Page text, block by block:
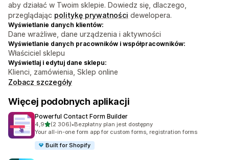
aby działać w Twoim sklepie. Dowiedz się, dlaczego,
przeglądając politykę prywatności dewelopera.
Wyświetlanie danych klientów:
Dane wrażliwe, dane urządzenia i aktywności
Wyświetlanie danych pracowników i współpracowników:
Właściciel sklepu
Wyświetlaj i edytuj dane sklepu:
Klienci, zamówienia, Sklep online
Zobacz szczegóły
Więcej podobnych aplikacji
Powerful Contact Form Builder
4,9na 5 gwiazdek
(2 306)
Łączna liczba recenzji: 2306
•Bezpłatny plan jest dostępny
Your all-in-one form app for custom forms, registration forms
Built for Shopify